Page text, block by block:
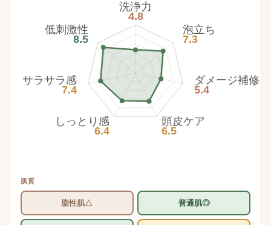
洗浄力
4.8
泡立ち
7.3
ダメージ補修
5.4
頭皮ケア
6.5
しっとり感
6.4
サラサラ感
7.4
低刺激性
8.5
肌質
脂性肌△ 普通肌◎